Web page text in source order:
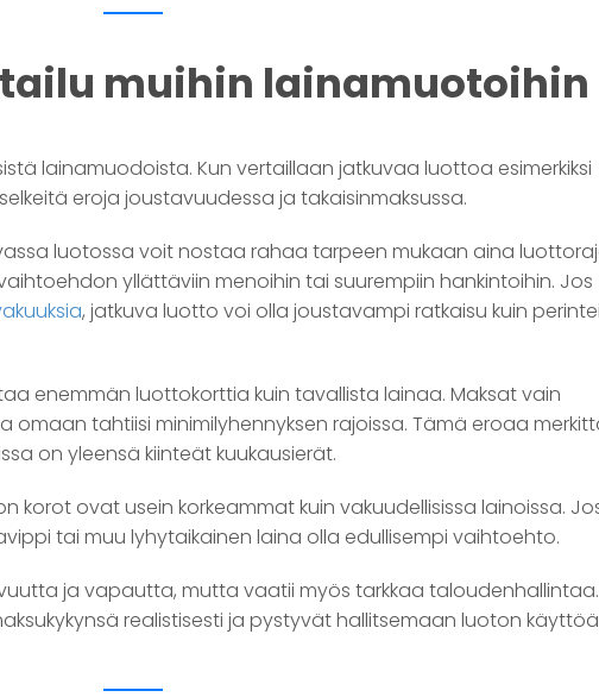
muihin lainamuotoihin
lainamuodoista. Kun vertaillaan jatkuvaa luottoa esimerkiksi
eroja joustavuudessa ja takaisinmaksussa.
luotossa voit nostaa rahaa tarpeen mukaan aina
yllättäviin menoihin tai suurempiin hankintoihin. Jos
, jatkuva luotto voi olla joustavampi ratkaisu kuin
enemmän luottokorttia kuin tavallista lainaa. Maksat vain
tahtiisi minimilyhennyksen rajoissa. Tämä eroaa
on yleensä kiinteät kuukausierät.
korot ovat usein korkeammat kuin vakuudellisissa lainoissa.
tai muu lyhytaikainen laina olla edullisempi vaihtoehto.
ja vapautta, mutta vaatii myös tarkkaa taloudenhallintaa.
realistisesti ja pystyvät hallitsemaan luoton